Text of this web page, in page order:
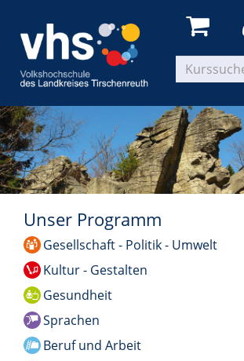
Unser Programm
Gesellschaft - Politik - Umwelt
Kultur - Gestalten
Gesundheit
Sprachen
Beruf und Arbeit